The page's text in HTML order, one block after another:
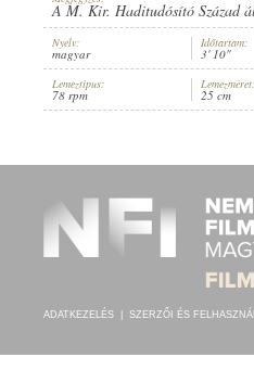
ELŐADÓ: ISMERETLEN "ANTAL"
A M. Kir. Haditudósító Század
Nyelv:
magyar
Időtartam:
3' 10"
Lemeztípus:
78 rpm
Lemezméret:
25 cm
ADATKEZELÉS SZERZŐI ÉS